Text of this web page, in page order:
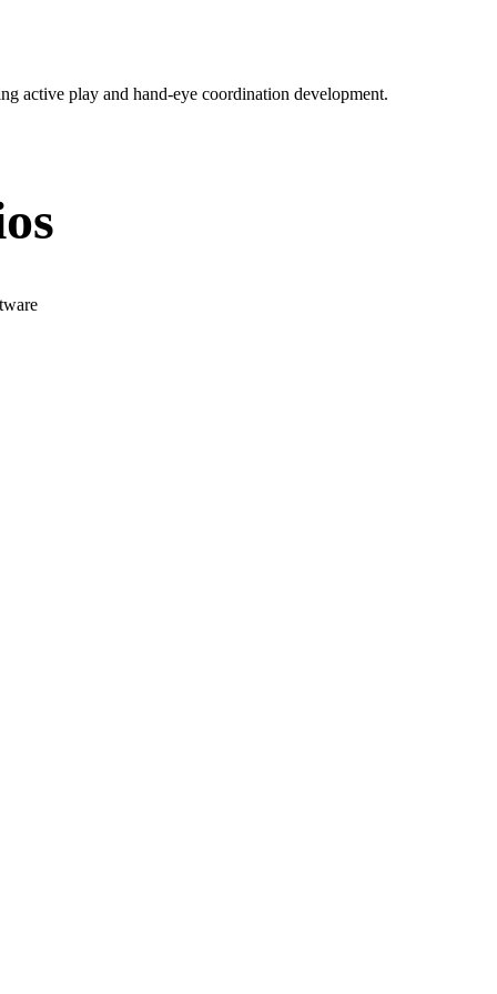
active play and hand-eye coordination development.